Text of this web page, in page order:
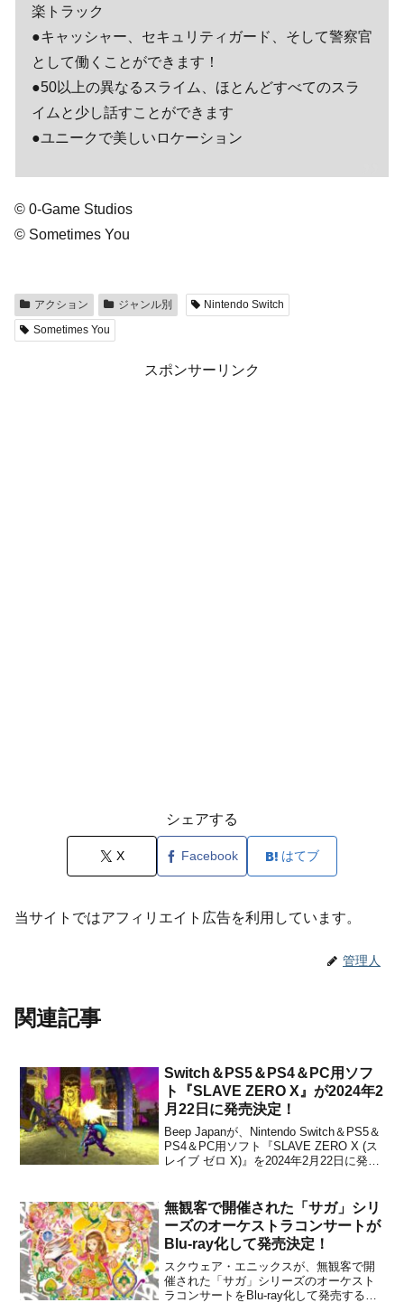
楽トラック
●キャッシャー、セキュリティガード、そして警察官
として働くことができます！
●50以上の異なるスライム、ほとんどすべてのスラ
イムと少し話すことができます
●ユニークで美しいロケーション
© 0-Game Studios
© Sometimes You
アクション ジャンル別
Nintendo Switch
Sometimes You
スポンサーリンク
シェアする
X Facebook はてブ
当サイトではアフィリエイト広告を利用しています。
管理人
関連記事
Switch＆PS5＆PS4＆PC用ソフ
ト『SLAVE ZERO X』が2024年2
月22日に発売決定！
Beep Japanが、Nintendo Switch＆PS5＆
PS4＆PC用ソフト『SLAVE ZERO X (ス
レイブ ゼロ X)』を2024年2月22日に発売
ージには以下のものが含まれていると
の...
無観客で開催された「サガ」シリ
ーズのオーケストラコンサートが
Blu-ray化して発売決定！
スクウェア・エニックスが、無観客で開
催された「サガ」シリーズのオーケスト
ラコンサートをBlu-ray化して発売するこ